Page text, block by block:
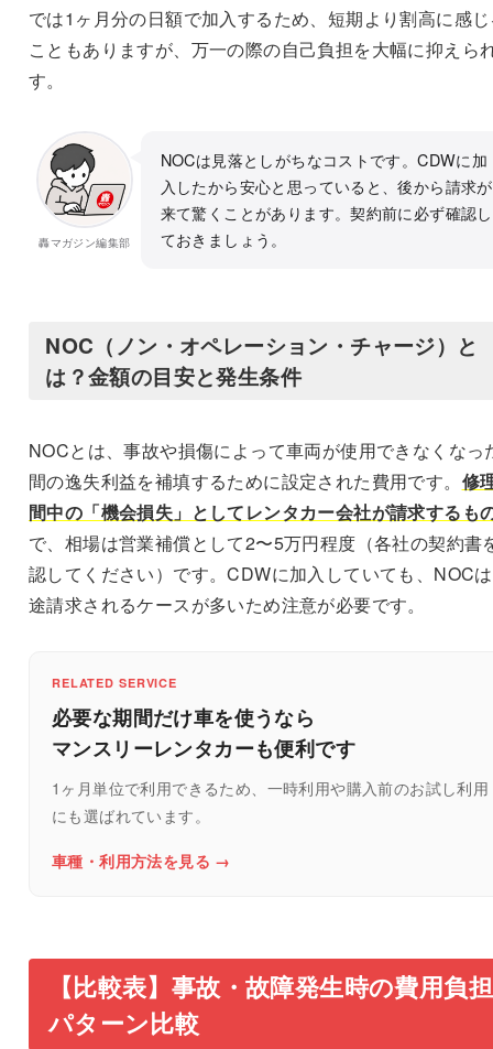
では1ヶ月分の日額で加入するため、短期より割高に感
こともありますが、万一の際の自己負担を大幅に抑えら
す。
轟マガジン編集部
NOCは見落としがちなコストです。CDWに加
入したから安心と思っていると、後から請求が
来て驚くことがあります。契約前に必ず確認し
ておきましょう。
NOC（ノン・オペレーション・チャージ）と
は？金額の目安と発生条件
NOCとは、事故や損傷によって車両が使用できなくなっ
間の逸失利益を補填するために設定された費用です。 修
間中の「機会損失」としてレンタカー会社が請求するも
で、相場は営業補償として2〜5万円程度（各社の契約書
認してください）です。CDWに加入していても、NOC
途請求されるケースが多いため注意が必要です。
RELATED SERVICE
必要な期間だけ車を使うなら
マンスリーレンタカーも便利です
1ヶ月単位で利用できるため、一時利用や購入前のお試し利用
にも選ばれています。
車種・利用方法を見る →
【比較表】事故・故障発生時の費用負担
パターン比較